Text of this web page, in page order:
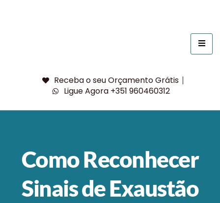
Receba o seu Orçamento Grátis
Ligue Agora +351 960460312
Como Reconhecer
Sinais de Exaustão